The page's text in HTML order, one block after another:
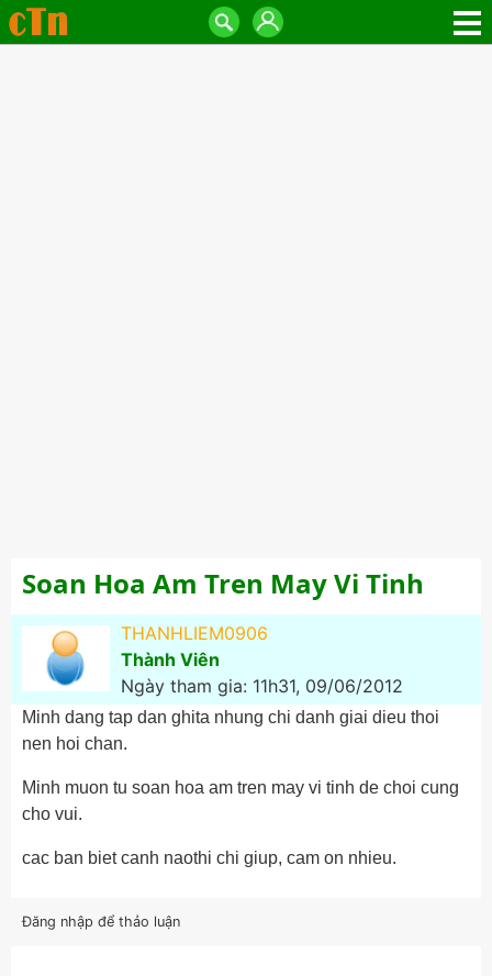
Soan Hoa Am Tren May Vi Tinh
THANHLIEM0906
Thành Viên
Ngày tham gia: 11h31, 09/06/2012
Minh dang tap dan ghita nhung chi danh giai dieu thoi
nen hoi chan.
Minh muon tu soan hoa am tren may vi tinh de choi cung
cho vui.
cac ban biet canh naothi chi giup, cam on nhieu.
Đăng nhập để thảo luận